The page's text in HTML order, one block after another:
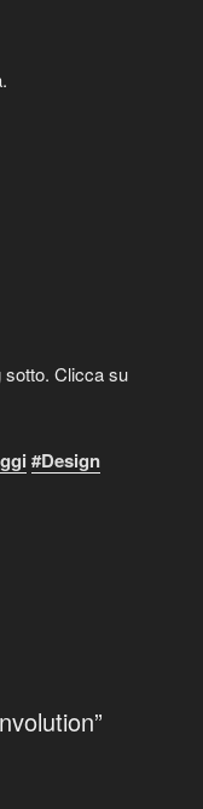
sotto. Clicca su
#Design